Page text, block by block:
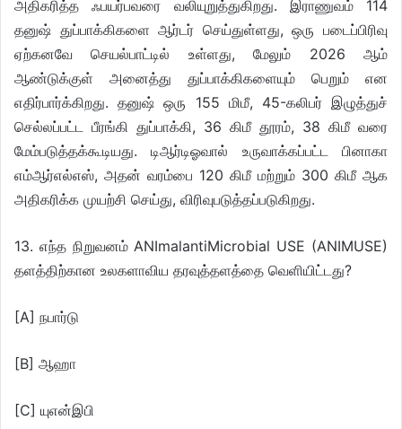
அதிகரித்த ஃபயர்பவரை வலியுறுத்துகிறது. இராணுவம் 114
தனுஷ் துப்பாக்கிகளை ஆர்டர் செய்துள்ளது, ஒரு படைப்பிரிவு
ஏற்கனவே செயல்பாட்டில் உள்ளது, மேலும் 2026 ஆம்
ஆண்டுக்குள் அனைத்து துப்பாக்கிகளையும் பெறும் என
எதிர்பார்க்கிறது. தனுஷ் ஒரு 155 மிமீ, 45-கலிபர் இழுத்துச்
செல்லப்பட்ட பீரங்கி துப்பாக்கி, 36 கிமீ தூரம், 38 கிமீ வரை
மேம்படுத்தக்கூடியது. டிஆர்டிஓவால் உருவாக்கப்பட்ட பினாகா
எம்ஆர்எல்எஸ், அதன் வரம்பை 120 கிமீ மற்றும் 300 கிமீ ஆக
அதிகரிக்க முயற்சி செய்து, விரிவுபடுத்தப்படுகிறது.
13. எந்த நிறுவனம் ANImalantiMicrobial USE (ANIMUSE)
தளத்திற்கான உலகளாவிய தரவுத்தளத்தை வெளியிட்டது?
[A] நபார்டு
[B] ஆஹா
[C] யுஎன்இபி